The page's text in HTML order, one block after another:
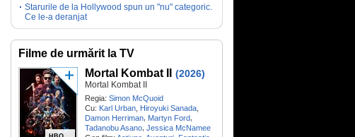
Starurile de la Hollywood spun un "nu" categoric.
Ce le-a deranjat
Filme de urmărit la TV
Mortal Kombat II (2026)
Mortal Kombat II
Regia: Simon McQuoid
Cu: Karl Urban Hiroyuki Sanada
Damon Herriman, Martyn Ford,
Tadanobu Asano, Jessica McNamee